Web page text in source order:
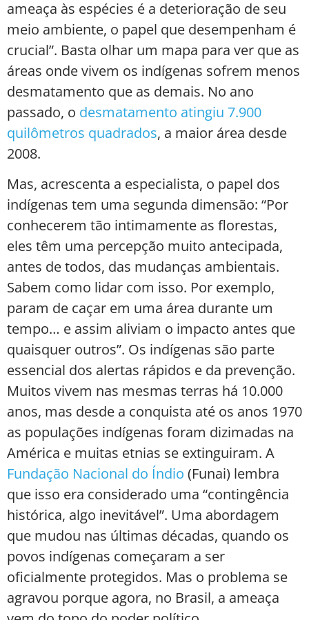
ameaça às espécies é a deterioração de seu
meio ambiente, o papel que desempenham é
crucial”. Basta olhar um mapa para ver que as
áreas onde vivem os indígenas sofrem menos
desmatamento que as demais. No ano
passado, o desmatamento atingiu 7.900
quilômetros quadrados, a maior área desde
2008.
Mas, acrescenta a especialista, o papel dos
indígenas tem uma segunda dimensão: “Por
conhecerem tão intimamente as florestas,
eles têm uma percepção muito antecipada,
antes de todos, das mudanças ambientais.
Sabem como lidar com isso. Por exemplo,
param de caçar em uma área durante um
tempo… e assim aliviam o impacto antes que
quaisquer outros”. Os indígenas são parte
essencial dos alertas rápidos e da prevenção.
Muitos vivem nas mesmas terras há 10.000
anos, mas desde a conquista até os anos 1970
as populações indígenas foram dizimadas na
América e muitas etnias se extinguiram. A
Fundação Nacional do Índio (Funai) lembra
que isso era considerado uma “contingência
histórica, algo inevitável”. Uma abordagem
que mudou nas últimas décadas, quando os
povos indígenas começaram a ser
oficialmente protegidos. Mas o problema se
agravou porque agora, no Brasil, a ameaça